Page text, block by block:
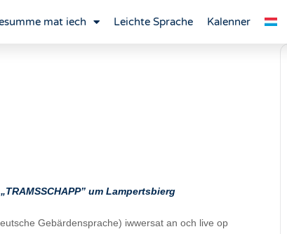
mat iech Leichte Sprache Kalenner
um Lampertsbierg
Gebärdensprache) iwwersat an och live op